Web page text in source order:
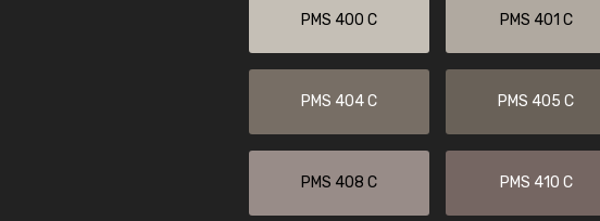
PMS 400 C PMS 401 C
PMS 404 C PMS 405 C
PMS 408 C PMS 410 C